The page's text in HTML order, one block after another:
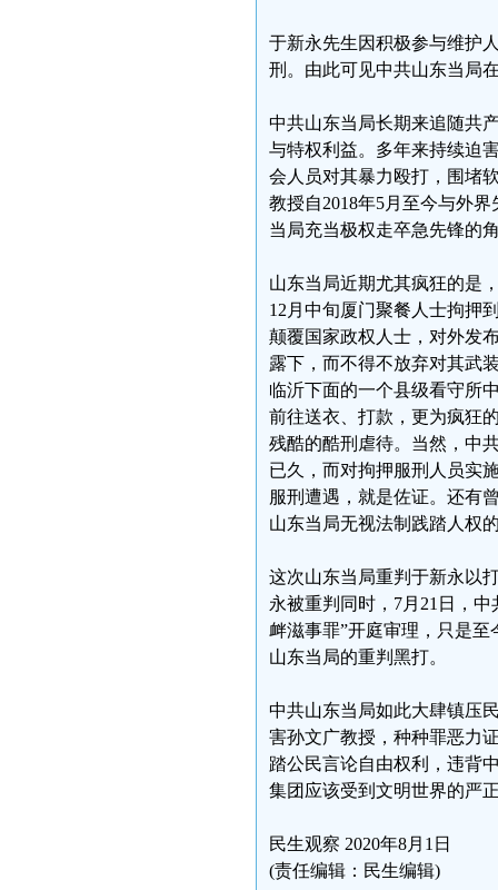
于新永先生因积极参与维护
刑。由此可见中共山东当局
中共山东当局长期来追随共
与特权利益。多年来持续迫
会人员对其暴力殴打，围堵
教授自2018年5月至今与外
当局充当极权走卒急先锋的
山东当局近期尤其疯狂的是
12月中旬厦门聚餐人士拘押
颠覆国家政权人士，对外发
露下，而不得不放弃对其武
临沂下面的一个县级看守所
前往送衣、打款，更为疯狂
残酷的酷刑虐待。当然，中
已久，而对拘押服刑人员实
服刑遭遇，就是佐证。还有
山东当局无视法制践踏人权
这次山东当局重判于新永以
永被重判同时，7月21日，
衅滋事罪”开庭审理，只是
山东当局的重判黑打。
中共山东当局如此大肆镇压
害孙文广教授，种种罪恶力
踏公民言论自由权利，违背
集团应该受到文明世界的严
民生观察 2020年8月1日
(责任编辑：民生编辑)